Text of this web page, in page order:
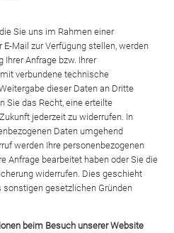
Sie uns im Rahmen einer
Mail zur Verfügung stellen, werden
Ihrer Anfrage bzw. Ihrer
verbundene technische
dieser Daten an Dritte
Sie das Recht, eine erteilte
jederzeit zu widerrufen. In
Daten umgehend
werden Ihre personenbezogenen
Anfrage bearbeitet haben oder Sie die
widerrufen. Dies geschieht
sonstigen gesetzlichen Gründen
beim Besuch unserer Website